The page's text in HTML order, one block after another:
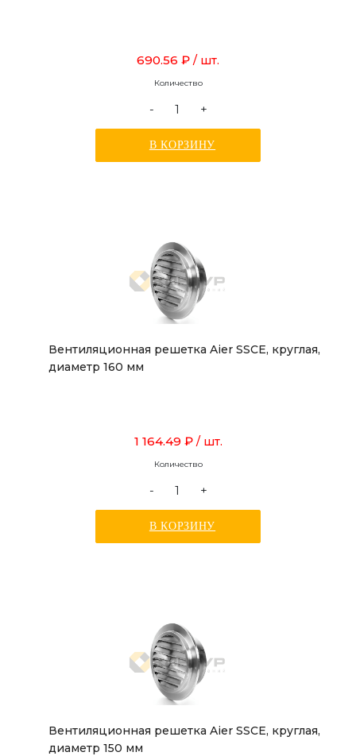
690.56 ₽ / шт.
Количество
- +
В КОРЗИНУ
Вентиляционная решетка Aier SSCE, круглая,
диаметр 160 мм
1 164.49 ₽ / шт.
Количество
- +
В КОРЗИНУ
Вентиляционная решетка Aier SSCE, круглая,
диаметр 150 мм